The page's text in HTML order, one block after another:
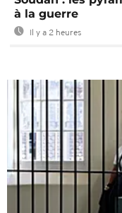
à la guerre
Il y a 2 heures